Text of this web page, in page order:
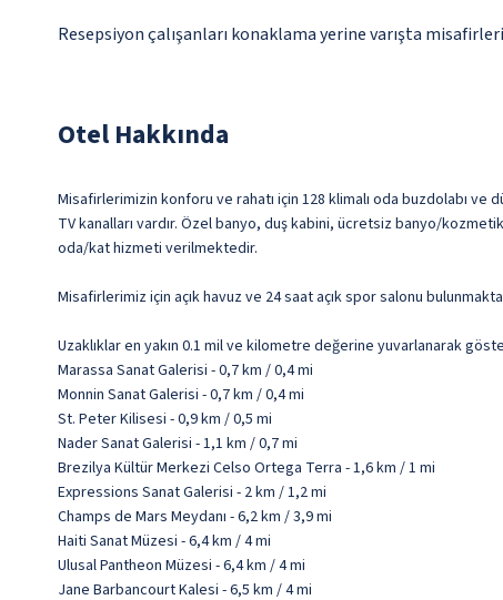
Resepsiyon çalışanları konaklama yerine varışta
Otel Hakkında
Misafirlerimizin konforu ve rahatı için 128 klimalı oda buzdolabı
TV kanalları vardır. Özel banyo, duş kabini, ücretsiz banyo/
oda/kat hizmeti verilmektedir.
Misafirlerimiz için açık havuz ve 24 saat açık spor salonu
Uzaklıklar en yakın 0.1 mil ve kilometre değerine yuvarlanarak
Marassa Sanat Galerisi - 0,7 km / 0,4 mi
Monnin Sanat Galerisi - 0,7 km / 0,4 mi
St. Peter Kilisesi - 0,9 km / 0,5 mi
Nader Sanat Galerisi - 1,1 km / 0,7 mi
Brezilya Kültür Merkezi Celso Ortega Terra - 1,6 km / 1 mi
Expressions Sanat Galerisi - 2 km / 1,2 mi
Champs de Mars Meydanı - 6,2 km / 3,9 mi
Haiti Sanat Müzesi - 6,4 km / 4 mi
Ulusal Pantheon Müzesi - 6,4 km / 4 mi
Jane Barbancourt Kalesi - 6,5 km / 4 mi